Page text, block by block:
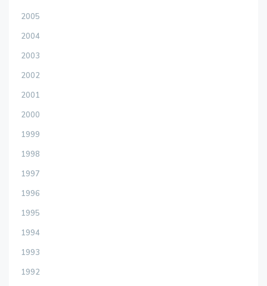
2005
2004
2003
2002
2001
2000
1999
1998
1997
1996
1995
1994
1993
1992